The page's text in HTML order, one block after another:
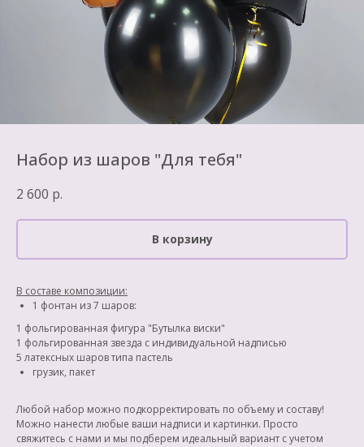
Набор из шаров "Для тебя"
2 600 р.
В корзину
В составе композиции:
1 фонтан из 7 шаров:
1 фольгированная фигура "Бутылка виски"
1 фольгированная звезда с индивидуальной надписью
5 латексных шаров типа пастель
грузик, пакет
Любой набор можно подкорректировать по объему и составу!
Можно нанести любые ваши надписи и картинки. Просто
свяжитесь с нами и мы подберем идеальный вариант с учетом